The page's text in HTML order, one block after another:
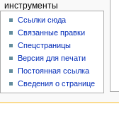
инструменты
Ссылки сюда
Связанные правки
Спецстраницы
Версия для печати
Постоянная ссылка
Сведения о странице